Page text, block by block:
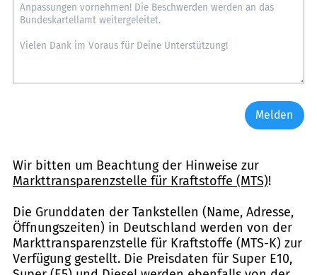
Melden
Wir bitten um Beachtung der Hinweise zur
Markttransparenzstelle für Kraftstoffe (MTS)!
Die Grunddaten der Tankstellen (Name, Adresse,
Öffnungszeiten) in Deutschland werden von der
Markttransparenzstelle für Kraftstoffe (MTS-K) zur
Verfügung gestellt. Die Preisdaten für Super E10,